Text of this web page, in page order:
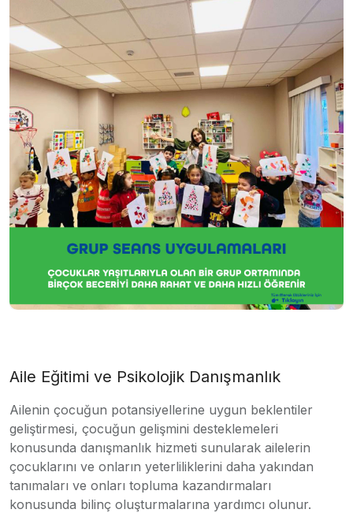
Aile Eğitimi ve Psikolojik Danışmanlık
Ailenin çocuğun potansiyellerine uygun beklentiler
geliştirmesi, çocuğun gelişmini desteklemeleri
konusunda danışmanlık hizmeti sunularak ailelerin
çocuklarını ve onların yeterliliklerini daha yakından
tanımaları ve onları topluma kazandırmaları
konusunda bilinç oluşturmalarına yardımcı olunur.